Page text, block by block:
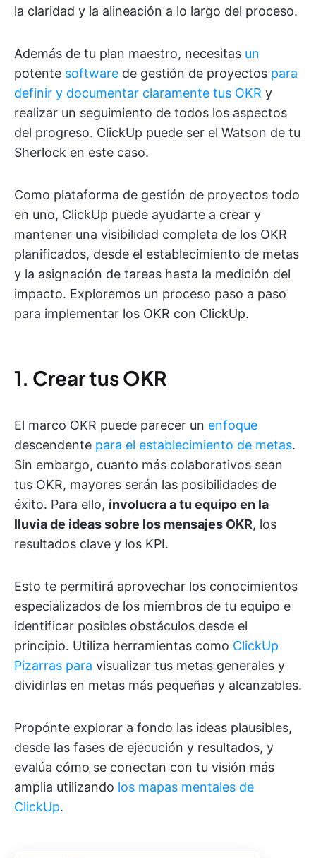
la claridad y la alineación a lo largo del proceso.
Además de tu plan maestro, necesitas un
potente software de gestión de proyectos para
definir y documentar claramente tus OKR y
realizar un seguimiento de todos los aspectos
del progreso. ClickUp puede ser el Watson de tu
Sherlock en este caso.
Como plataforma de gestión de proyectos todo
en uno, ClickUp puede ayudarte a crear y
mantener una visibilidad completa de los OKR
planificados, desde el establecimiento de metas
y la asignación de tareas hasta la medición del
impacto. Exploremos un proceso paso a paso
para implementar los OKR con ClickUp.
1. Crear tus OKR
El marco OKR puede parecer un enfoque
descendente para el establecimiento de metas.
Sin embargo, cuanto más colaborativos sean
tus OKR, mayores serán las posibilidades de
éxito. Para ello, involucra a tu equipo en la
lluvia de ideas sobre los mensajes OKR, los
resultados clave y los KPI.
Esto te permitirá aprovechar los conocimientos
especializados de los miembros de tu equipo e
identificar posibles obstáculos desde el
principio. Utiliza herramientas como ClickUp
Pizarras para visualizar tus metas generales y
dividirlas en metas más pequeñas y alcanzables.
Propónte explorar a fondo las ideas plausibles,
desde las fases de ejecución y resultados, y
evalúa cómo se conectan con tu visión más
amplia utilizando los mapas mentales de
ClickUp.